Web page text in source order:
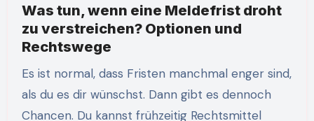
Was tun, wenn eine Meldefrist droht
zu verstreichen? Optionen und
Rechtswege
Es ist normal, dass Fristen manchmal enger sind,
als du es dir wünschst. Dann gibt es dennoch
Chancen. Du kannst frühzeitig Rechtsmittel